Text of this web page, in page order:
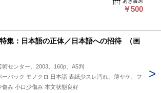
￥500
集：日本語の正体／日本語への招待 （画
術センター、2003、160p、A5判
ーバック モノクロ 日本語 表紙少スレ汚れ、薄ヤケ、フ
傷み 小口少傷み 本文状態良好